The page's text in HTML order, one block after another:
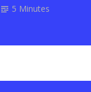
5 Minutes